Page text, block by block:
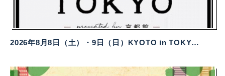
2026年8月8日（土）・9日（日）KYOTO in TOKYO presented by 京都館～collaboration with Prince Hotel～を開催